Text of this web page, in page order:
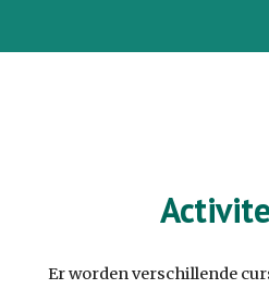
Er worden verschillende